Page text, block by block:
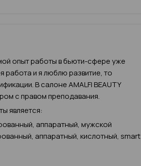
опыт работы в бьюти-сфере уже
работа и я люблю развитие, то
В салоне AMALFI BEAUTY
с правом преподавания.
является:
аппаратный, мужской
аппаратный, кислотный, smart